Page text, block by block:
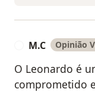
M.C Opinião
O Leonardo é
comprometido